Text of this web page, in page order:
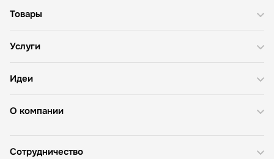
О компании
Товары
Услуги
Идеи
Сотрудничество